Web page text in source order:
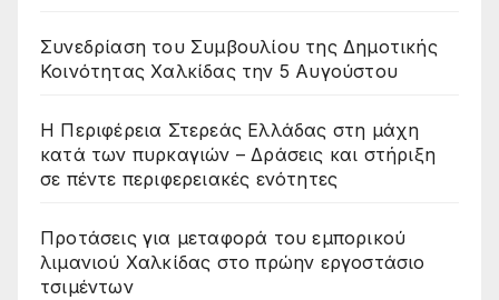
Συνεδρίαση του Συμβουλίου της Δημοτικής
Κοινότητας Χαλκίδας την 5 Αυγούστου
Η Περιφέρεια Στερεάς Ελλάδας στη μάχη
κατά των πυρκαγιών – Δράσεις και στήριξη
σε πέντε περιφερειακές ενότητες
Προτάσεις για μεταφορά του εμπορικού
λιμανιού Χαλκίδας στο πρώην εργοστάσιο
τσιμέντων